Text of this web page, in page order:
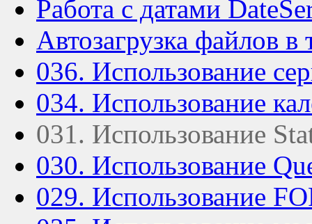
Работа с датами
Автозагрузка файлов в
036. Использование
034. Использование
031. Использование
030. Использование
029. Использование